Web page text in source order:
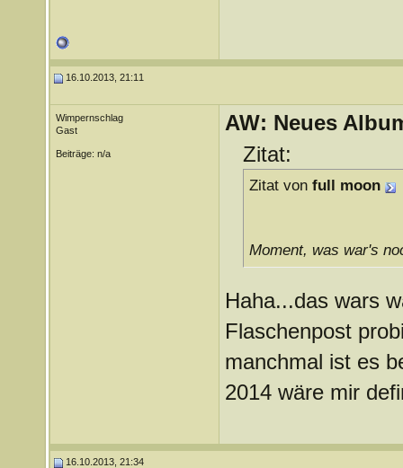
16.10.2013, 21:11
Wimpernschlag
Gast
Beiträge: n/a
AW: Neues
Zitat:
Zitat von full moon
Moment, was war's
Haha...das wars
Flaschenpost
manchmal ist es
2014 wäre mir
16.10.2013, 21:34